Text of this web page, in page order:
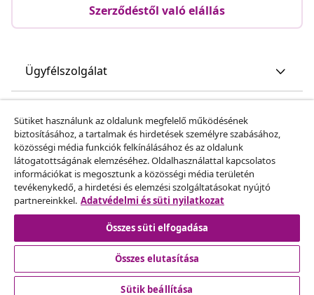
Szerződéstől való elállás
Ügyfélszolgálat
vidaXL
Fedezz fel többet
Sütiket használunk az oldalunk megfelelő működésének
biztosításához, a tartalmak és hirdetések személyre szabásához,
közösségi média funkciók felkínálásához és az oldalunk
látogatottságának elemzéséhez. Oldalhasználattal kapcsolatos
információkat is megosztunk a közösségi média területén
tevékenykedő, a hirdetési és elemzési szolgáltatásokat nyújtó
partnereinkkel. Adatvédelmi és süti nyilatkozat
Összes süti elfogadása
Összes elutasítása
Sütik beállítása